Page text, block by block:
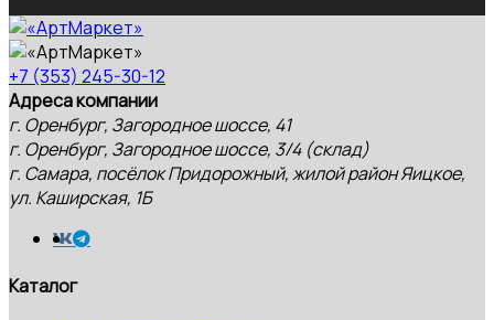
+7 (353) 245-30-12
Адреса компании
г. Оренбург, Загородное шоссе, 41
г. Оренбург, Загородное шоссе, 3/4 (склад)
г. Самара, посёлок Придорожный, жилой район Яицкое,
ул. Каширская, 1Б
Каталог